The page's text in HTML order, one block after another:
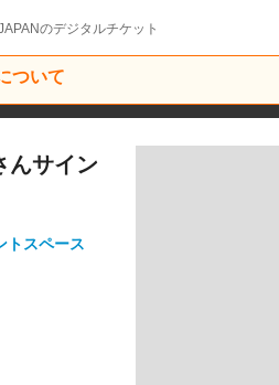
のデジタルチケット
ついて
んサイン
トスペース